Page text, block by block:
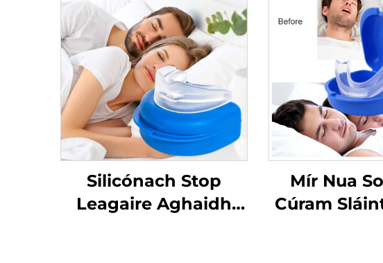
Silicónach Stop
Leagaire Aghaidh
Mír Nua
Cúram